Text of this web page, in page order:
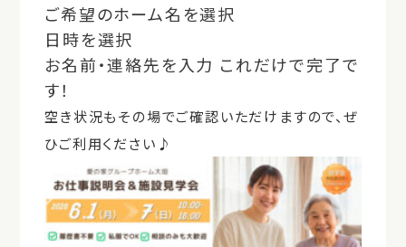
ご希望のホーム名を選択
日時を選択
お名前・連絡先を入力 これだけで完了で
す！
空き状況もその場でご確認いただけますので、ぜ
ひご利用ください ♪